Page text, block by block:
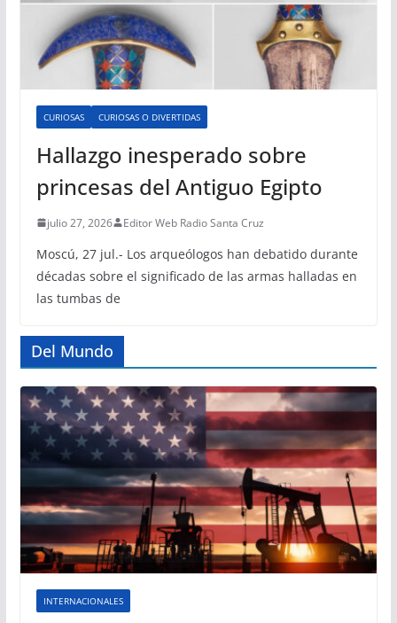
CURIOSAS CURIOSAS O DIVERTIDAS
Hallazgo inesperado sobre
princesas del Antiguo Egipto
julio 27, 2026 Editor Web Radio Santa Cruz
Moscú, 27 jul.- Los arqueólogos han debatido durante
décadas sobre el significado de las armas halladas en
las tumbas de
Del Mundo
INTERNACIONALES